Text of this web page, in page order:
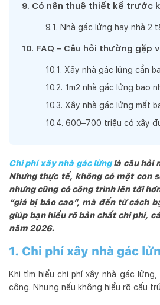
9. Có nên thuê thiết kế trước
9.1 . Nhà gác lửng hay nhà 2
10. FAQ – Câu hỏi thường gặp
10.1 . Xây nhà gác lửng cần
10.2. 1m2 nhà gác lửng bao
10.3. Xây nhà gác lửng mất
10.4. 600–700 triệu có xây
Chi phí xây nhà gác lửnglà câu hỏi
Nhưng thực tế, không có một con
nhưng cũng có công trình lên tới
“giá bị báo cao”, mà đến từ cách
giúp bạn hiểu rõ bản chất chi phí,
năm 2026.
1. Chi phí xây nhà gác
Khi tìm hiểu chi phí xây nhà gác
công. Nhưng nếu không hiểu rõ cấu